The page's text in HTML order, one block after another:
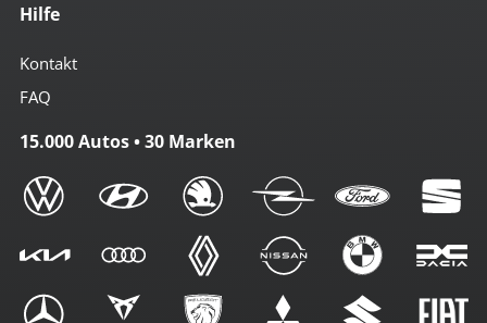
Hilfe
Kontakt
FAQ
15.000 Autos • 30 Marken